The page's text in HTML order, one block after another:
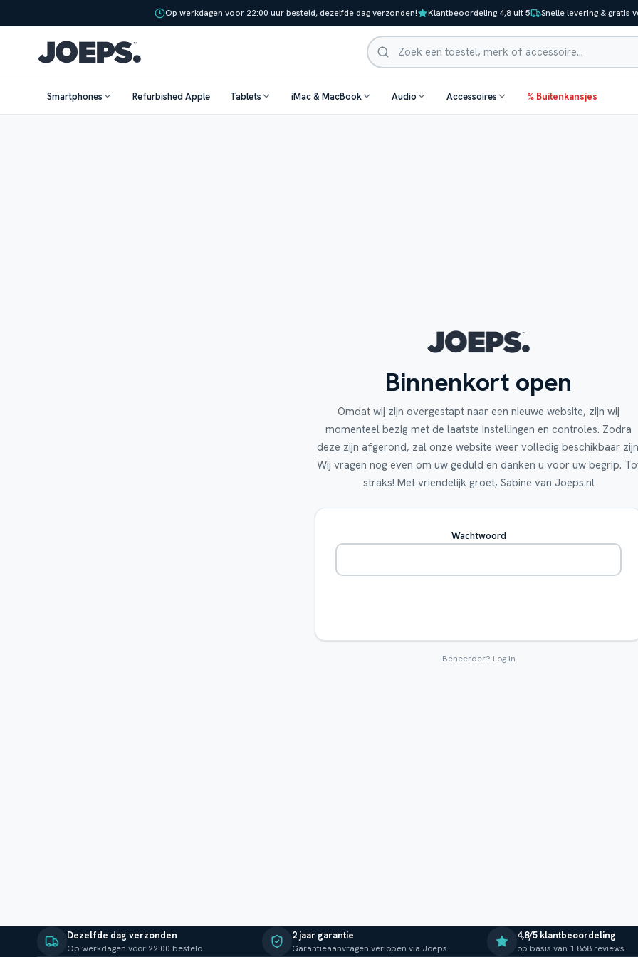
Op werkdagen voor 22:00 uur besteld, dezelfde dag verzonden! Klantbeoordeling 4,8 uit 5 Snelle levering & gratis
Zoeken
Smartphones Refurbished Apple Tablets iMac & MacBook Audio Accessoires % Buitenkansjes
Binnenkort open
Omdat wij zijn overgestapt naar een nieuwe website, zijn wij
momenteel bezig met de laatste instellingen en controles. Zodra
deze zijn afgerond, zal onze website weer volledig beschikbaar
Wij vragen nog even om uw geduld en danken u voor uw begrip.
straks! Met vriendelijk groet, Sabine van Joeps.nl
Wachtwoord
Beheerder? Log in
Dezelfde dag verzonden
Op werkdagen voor 22:00 besteld
2 jaar garantie
Garantieaanvragen verlopen via Joeps
4,8/5 klantbeoordeling
op basis van 1.868 reviews